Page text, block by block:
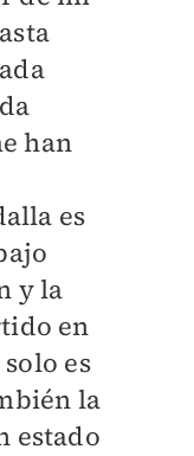
han
es
y la
en
es
la
estado